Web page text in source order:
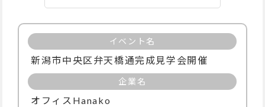
イベント名
新潟市中央区弁天橋通完成見学会開催
企業名
オフィスHanako